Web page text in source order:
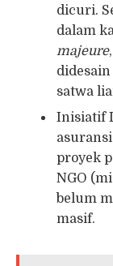
dicuri.
dalam
majeure
satwa
Inisiatif
proyek
NGO
belum
masif.